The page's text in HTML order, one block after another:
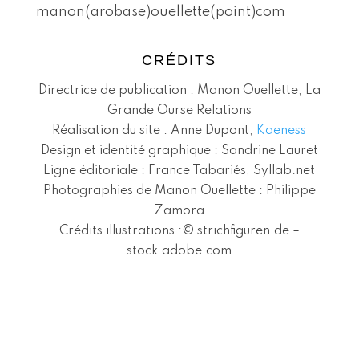
manon(arobase)ouellette(point)com
CRÉDITS
Directrice de publication : Manon Ouellette, La
Grande Ourse Relations
Réalisation du site : Anne Dupont, Kaeness
Design et identité graphique : Sandrine Lauret
Ligne éditoriale : France Tabariés, Syllab.net
Photographies de Manon Ouellette : Philippe
Zamora
Crédits illustrations :© strichfiguren.de –
stock.adobe.com